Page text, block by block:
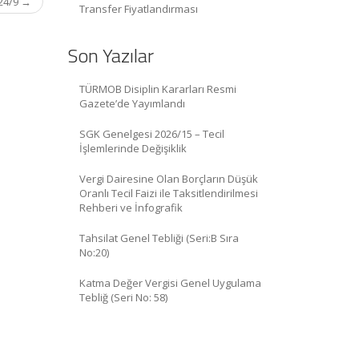
Transfer Fiyatlandırması
Son Yazılar
TÜRMOB Disiplin Kararları Resmi
Gazete’de Yayımlandı
SGK Genelgesi 2026/15 – Tecil
İşlemlerinde Değişiklik
Vergi Dairesine Olan Borçların Düşük
Oranlı Tecil Faizi ile Taksitlendirilmesi
Rehberi ve İnfografik
Tahsilat Genel Tebliği (Seri:B Sıra
No:20)
Katma Değer Vergisi Genel Uygulama
Tebliğ (Seri No: 58)